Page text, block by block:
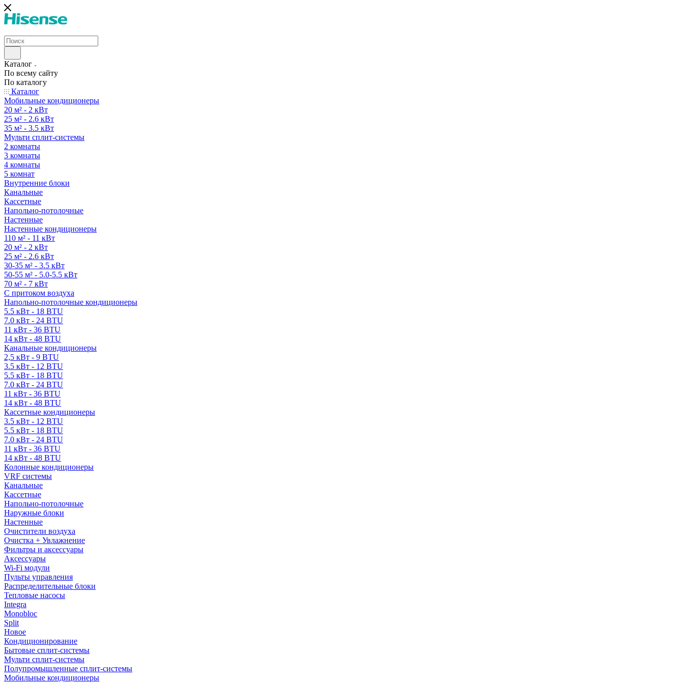
Каталог
По всему сайту
По каталогу
Каталог
Мобильные кондиционеры
20 м² - 2 кВт
25 м² - 2.6 кВт
35 м² - 3.5 кВт
Мульти сплит-системы
2 комнаты
3 комнаты
4 комнаты
5 комнат
Внутренние блоки
Канальные
Кассетные
Напольно-потолочные
Настенные
Настенные кондиционеры
110 м² - 11 кВт
20 м² - 2 кВт
25 м² - 2.6 кВт
30-35 м² - 3.5 кВт
50-55 м² - 5.0-5.5 кВт
70 м² - 7 кВт
С притоком воздуха
Напольно-потолочные кондиционеры
5.5 кВт - 18 BTU
7.0 кВт - 24 BTU
11 кВт - 36 BTU
14 кВт - 48 BTU
Канальные кондиционеры
2,5 кВт - 9 BTU
3.5 кВт - 12 BTU
5.5 кВт - 18 BTU
7.0 кВт - 24 BTU
11 кВт - 36 BTU
14 кВт - 48 BTU
Кассетные кондиционеры
3.5 кВт - 12 BTU
5.5 кВт - 18 BTU
7.0 кВт - 24 BTU
11 кВт - 36 BTU
14 кВт - 48 BTU
Колонные кондиционеры
VRF системы
Канальные
Кассетные
Напольно-потолочные
Наружные блоки
Настенные
Очистители воздуха
Очистка + Увлажнение
Фильтры и аксессуары
Аксессуары
Wi-Fi модули
Пульты управления
Распределительные блоки
Тепловые насосы
Integra
Monobloc
Split
Новое
Кондиционирование
Бытовые сплит-системы
Мульти сплит-системы
Полупромышленные сплит-системы
Мобильные кондиционеры